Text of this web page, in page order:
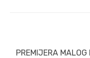
navigation
Previous
PREMIJERA